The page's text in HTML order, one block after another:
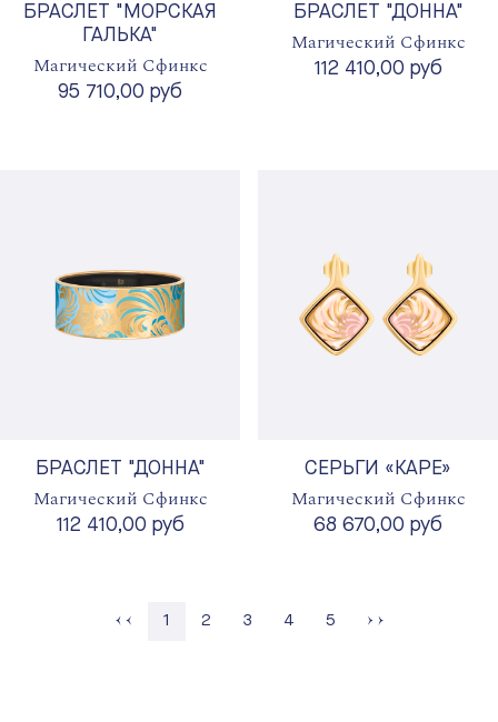
БРАСЛЕТ "МОРСКАЯ
ГАЛЬКА"
Магический Сфинкс
95 710,00 руб
БРАСЛЕТ "ДОННА"
Магический Сфинкс
112 410,00 руб
БРАСЛЕТ "ДОННА"
Магический Сфинкс
112 410,00 руб
СЕРЬГИ «КАРЕ»
Магический Сфинкс
68 670,00 руб
1 Страница
2 Страница
3 Страница
4 Страница
5